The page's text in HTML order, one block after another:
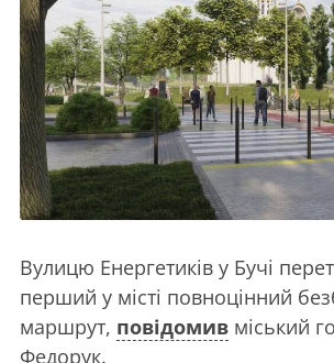
Вулицю Енергетиків у Бучі
перший у місті повноцінний
маршрут, повідомив міський
Федорук.